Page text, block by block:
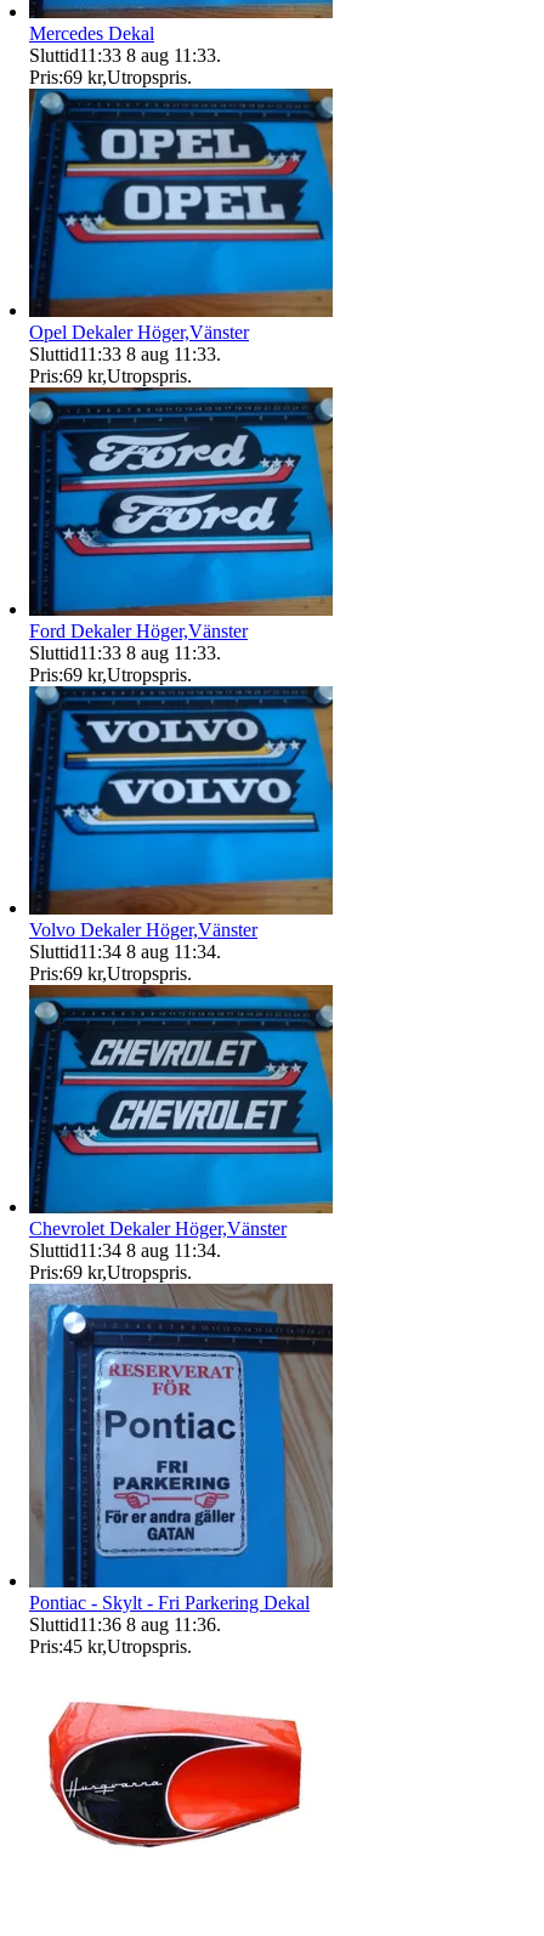
Mercedes Dekal
Sluttid11:33 8 aug 11:33.
Pris:69 kr,Utropspris.
Opel Dekaler Höger,Vänster
Sluttid11:33 8 aug 11:33.
Pris:69 kr,Utropspris.
Ford Dekaler Höger,Vänster
Sluttid11:33 8 aug 11:33.
Pris:69 kr,Utropspris.
Volvo Dekaler Höger,Vänster
Sluttid11:34 8 aug 11:34.
Pris:69 kr,Utropspris.
Chevrolet Dekaler Höger,Vänster
Sluttid11:34 8 aug 11:34.
Pris:69 kr,Utropspris.
Pontiac - Skylt - Fri Parkering Dekal
Sluttid11:36 8 aug 11:36.
Pris:45 kr,Utropspris.